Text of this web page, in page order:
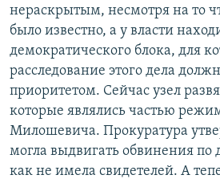
нераскрытым, несмотря на то
было известно, а у власти
демократического блока, для
расследование этого дела
приоритетом. Сейчас узел
которые являлись частью
Милошевича. Прокуратура
могла выдвигать обвинения по
как не имела свидетелей. А